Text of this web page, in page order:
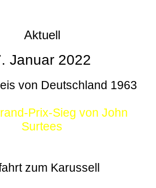
Aktuell
Januar 2022
von Deutschland 1963
Prix-Sieg von John
Surtees
zum Karussell